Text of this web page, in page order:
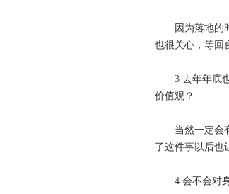
因为落地的时
也很关心，等回
3 去年年底
价值观？
当然一定会有
了这件事以后也
4 会不会对